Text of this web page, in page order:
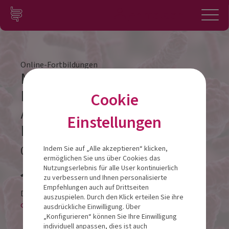
Zum Inhalt springen
Konto
Online-Fortbildungen
Mitochondrien, Mikrobiom &
Metabolismus: Die neue
Achse für Performance und
Longevity
06.10.2025
Diese Veranstaltung findet als
online-LIVESTREAM statt.
Cookie
Einstellungen
Indem Sie auf „Alle akzeptieren“ klicken,
ermöglichen Sie uns über Cookies das
Nutzungserlebnis für alle User kontinuierlich
zu verbessern und Ihnen personalisierte
Empfehlungen auch auf Drittseiten
auszuspielen. Durch den Klick erteilen Sie ihre
ausdrückliche Einwilligung. Über
„Konfigurieren“ können Sie Ihre Einwilligung
individuell anpassen, dies ist auch